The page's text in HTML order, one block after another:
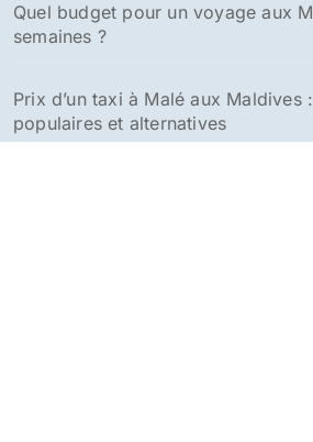
Quel budget pour un voyage aux
semaines ?
Prix d’un taxi à Malé aux Maldives
populaires et alternatives